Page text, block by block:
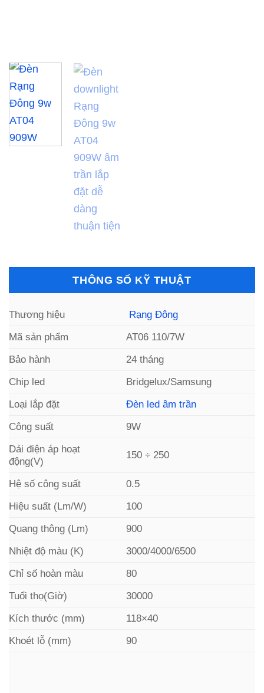
THÔNG SỐ KỸ THUẬT
Thương hiệu
Rạng Đông
Mã sản phẩm
AT06 110/7W
Bảo hành
24 tháng
Chip led
Bridgelux/Samsung
Loại lắp đặt
Đèn led âm trần
Công suất
9W
Dải điện áp hoạt
động(V)
150 ÷ 250
Hệ số công suất
0.5
Hiệu suất (Lm/W)
100
Quang thông (Lm)
900
Nhiệt độ màu (K)
3000/4000/6500
Chỉ số hoàn màu
80
Tuổi thọ(Giờ)
30000
Kích thước (mm)
118×40
Khoét lỗ (mm)
90